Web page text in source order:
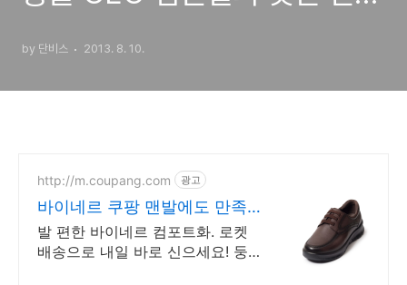
르 사장의 성공비결)
by 단비스 2013. 8. 10.
http://m.coupang.com 광고
바이네르 쿠팡 맨발에도 만족
스런
발 편한 바이네르 컴포트화. 로켓
배송으로 내일 바로 신으세요! 둥